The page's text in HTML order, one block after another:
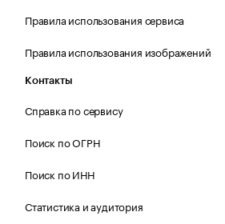
Правила использования сервиса
Правила использования изображений
Контакты
Справка по сервису
Поиск по ОГРН
Поиск по ИНН
Статистика и аудитория